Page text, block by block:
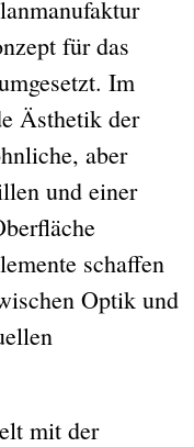
für das
Im
Ästhetik der
aber
und einer
schaffen
Optik und
mit der